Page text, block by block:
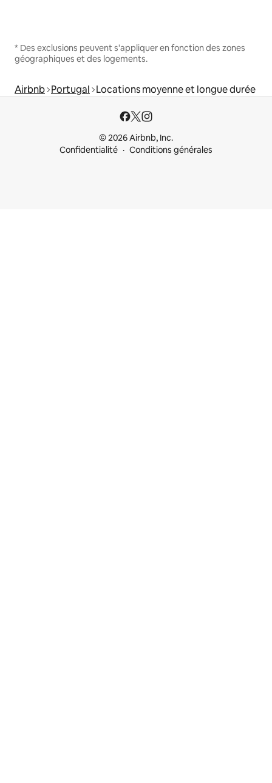
* Des exclusions peuvent s'appliquer en fonction des zones
géographiques et des logements.
Airbnb Portugal Locations moyenne et longue durée
© 2026 Airbnb, Inc.
Confidentialité
Conditions générales